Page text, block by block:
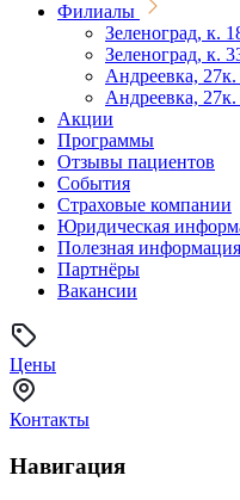
Филиалы
Зеленоград, к.
Зеленоград, к.
Андреевка, 27к.
Андреевка, 27к.
Акции
Программы
Отзывы пациентов
События
Страховые компании
Юридическая
Полезная информация
Партнёры
Вакансии
Цены
Контакты
Навигация